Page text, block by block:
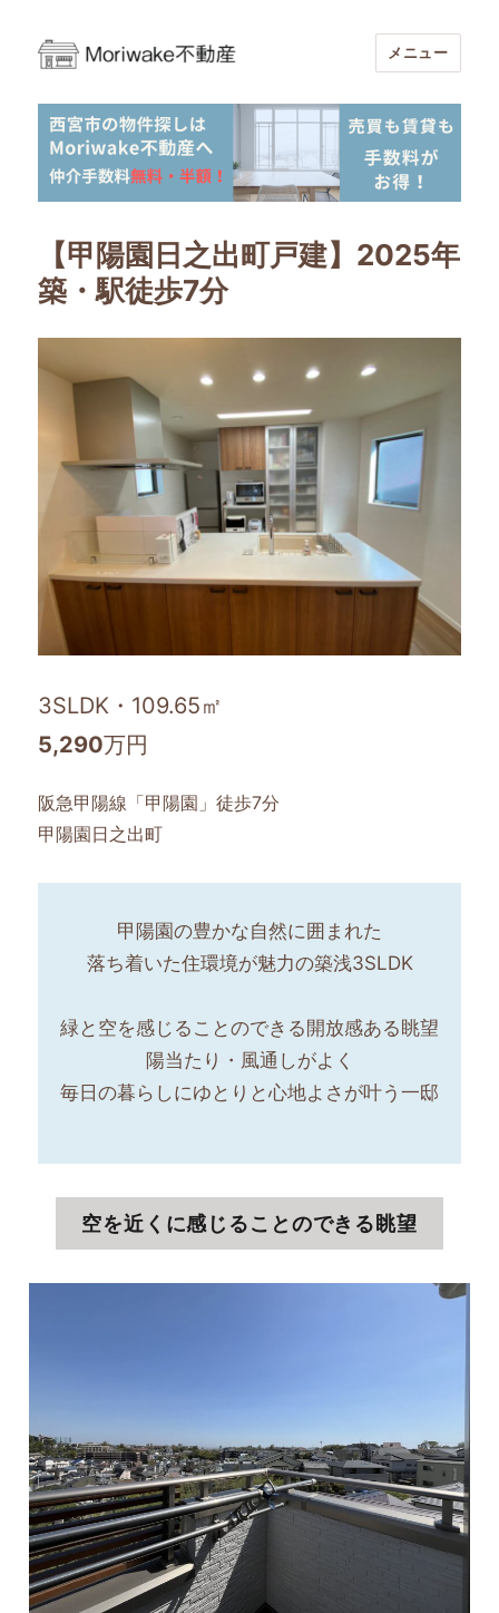
Moriwake不動産-西宮市周辺の不動産
売買・賃貸仲介手数料無料・半額
メニュー
【甲陽園日之出町戸建】2025年
築・駅徒歩7分
3SLDK・109.65㎡
5,290万円
阪急甲陽線「甲陽園」徒歩7分
甲陽園日之出町
甲陽園の豊かな自然に囲まれた
落ち着いた住環境が魅力の築浅3SLDK
緑と空を感じることのできる開放感ある眺望
陽当たり・風通しがよく
毎日の暮らしにゆとりと心地よさが叶う一邸
空を近くに感じることのできる眺望